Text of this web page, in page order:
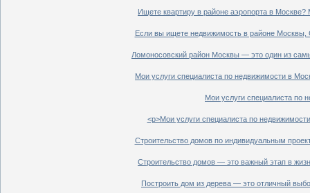
Ищете квартиру в районе аэропорта в
Если вы ищете недвижимость в районе Москвы,
Ломоносовский район Москвы — это один из
Мои услуги специалиста по недвижимости в
Мои услуги специалиста по
<p>Мои услуги специалиста по
Строительство домов по индивидуальным
Строительство домов — это важный этап в
Построить дом из дерева — это отличный